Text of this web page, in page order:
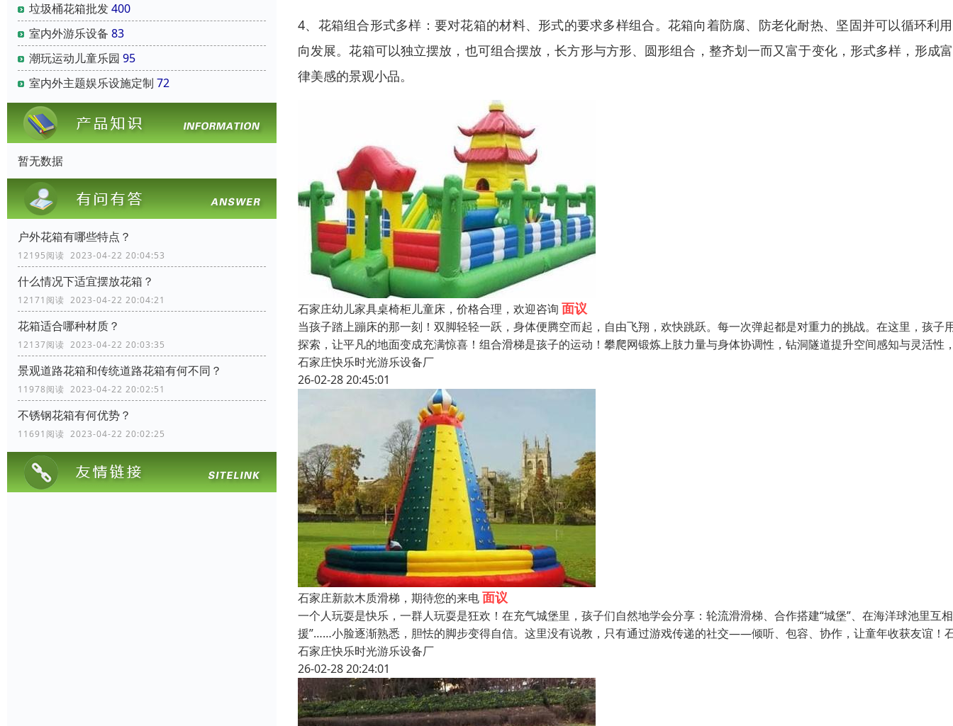
垃圾桶花箱批发400
室内外游乐设备 83
潮玩运动儿童乐园 95
室内外主题娱乐设施定制 72
暂无数据
户外花箱有哪些特点？
12195阅读 2023-04-22 20:04:53
什么情况下适宜摆放花箱？
12171阅读 2023-04-22 20:04:21
花箱适合哪种材质？
12137阅读 2023-04-22 20:03:35
景观道路花箱和传统道路花箱有何不同？
11978阅读 2023-04-22 20:02:51
不锈钢花箱有何优势？
11691阅读 2023-04-22 20:02:25
4、花箱组合形式多样：要对花箱的材料、形式的要求多样组合。花箱向着防腐、防老化耐热、坚固并可以循环利
向发展。花箱可以独立摆放，也可组合摆放，长方形与方形、圆形组合，整齐划一而又富于变化，形式多样，形成
律美感的景观小品。
石家庄幼儿家具桌椅柜儿童床，价格合理，欢迎咨询 面议
当孩子踏上蹦床的那一刻！双脚轻轻一跃，身体便腾空而起，自由飞翔，欢快跳跃。每一次弹起都是对重力的挑战。在这里，孩子
探索，让平凡的地面变成充满惊喜！组合滑梯是孩子的运动！攀爬网锻炼上肢力量与身体协调性，钻洞隧道提升空间感知与灵活性
石家庄快乐时光游乐设备厂
26-02-28 20:45:01
石家庄新款木质滑梯，期待您的来电面议
一个人玩耍是快乐，一群人玩耍是狂欢！在充气城堡里，孩子们自然地学会分享：轮流滑滑梯、合作搭建“城堡”、在海洋球池里互
援”……小脸逐渐熟悉，胆怯的脚步变得自信。这里没有说教，只有通过游戏传递的社交——倾听、包容、协作，让童年收获友谊！
石家庄快乐时光游乐设备厂
26-02-28 20:24:01